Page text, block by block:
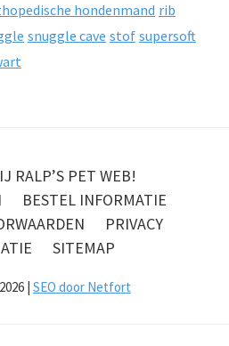
hondenmand rib
snuggle cave stof supersoft
RALP’S PET WEB!
BESTEL INFORMATIE
PRIVACY
SITEMAP
| SEO door Netfort